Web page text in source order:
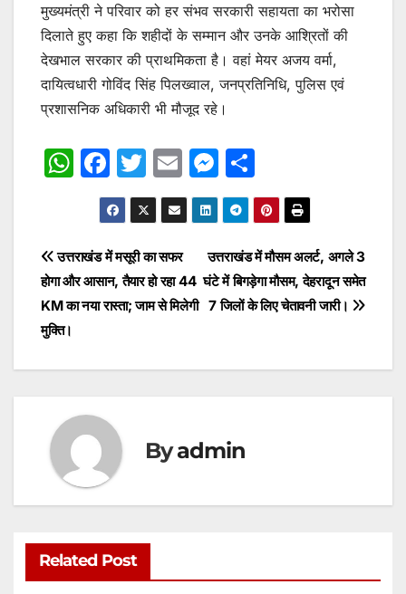
मुख्यमंत्री ने परिवार को हर संभव सरकारी सहायता का भरोसा
दिलाते हुए कहा कि शहीदों के सम्मान और उनके आश्रितों की
देखभाल सरकार की प्राथमिकता है। वहां मेयर अजय वर्मा,
दायित्वधारी गोविंद सिंह पिलख्वाल, जनप्रतिनिधि, पुलिस एवं
प्रशासनिक अधिकारी भी मौजूद रहे।
W
s
A
p
F
a
c
e
b
o
k
T
w
itt
er
E
m
ai
l
M
e
s
s
e
n
er
h
ar
e
Post
navigation
उत्तराखंड में मौसम अलर्ट, अगले 3
घंटे में बिगड़ेगा मौसम, देहरादून समेत
7 जिलों के लिए चेतावनी जारी।
उत्तराखंड में मसूरी का सफर
होगा और आसान, तैयार हो रहा 44
KM का नया रास्ता; जाम से मिलेगी
मुक्ति।
Byadmin
Related Post